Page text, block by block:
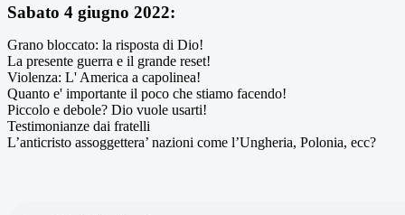
Sabato 4 giugno 2022:
Grano bloccato: la risposta di Dio!
La presente guerra e il grande reset!
Violenza: L' America a capolinea!
Quanto e' importante il poco che stiamo facendo!
Piccolo e debole? Dio vuole usarti!
Testimonianze dai fratelli
L’anticristo assoggettera’ nazioni come l’Ungheria, Polonia, ecc?